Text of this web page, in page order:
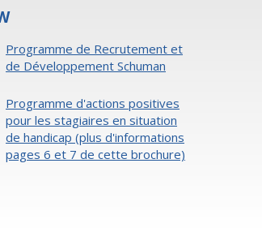
Programme de Recrutement et
de Développement Schuman
Programme d'actions positives
pour les stagiaires en situation
de handicap (plus d'informations
pages 6 et 7 de cette brochure)